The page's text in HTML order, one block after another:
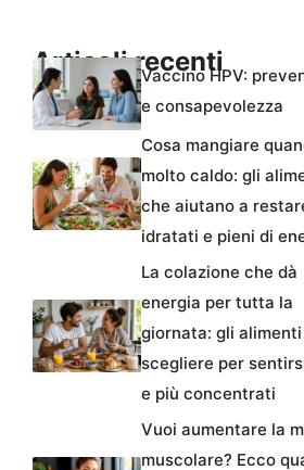
Articoli recenti
Vaccino HPV:
e consapevolezza
Cosa mangiare
molto caldo: gli
che aiutano a
idratati e pieni di
La colazione che dà
energia per tutta la
giornata: gli alimenti
scegliere per
e più concentrati
Vuoi aumentare la
muscolare? Ecco